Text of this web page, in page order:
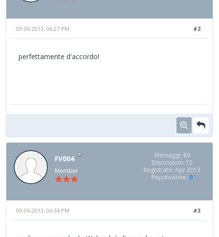
#2
09-06-2013, 06:27 PM
perfettamente d'accordo!
FV004
Member
Messaggi: 89
Discussioni: 15
Registrato: Apr 2013
Reputazione: 0
#3
09-06-2013, 06:34 PM